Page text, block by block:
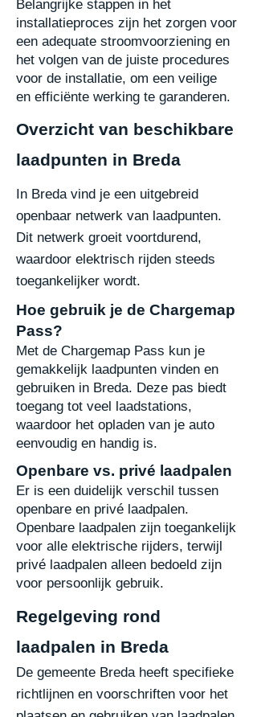
Belangrijke stappen in het
installatieproces zijn het zorgen voor
een adequate stroomvoorziening en
het volgen van de juiste procedures
voor de installatie, om een veilige
en efficiënte werking te garanderen.
Overzicht van beschikbare
laadpunten in Breda
In Breda vind je een uitgebreid
openbaar netwerk van laadpunten.
Dit netwerk groeit voortdurend,
waardoor elektrisch rijden steeds
toegankelijker wordt.
Hoe gebruik je de Chargemap
Pass?
Met de Chargemap Pass kun je
gemakkelijk laadpunten vinden en
gebruiken in Breda. Deze pas biedt
toegang tot veel laadstations,
waardoor het opladen van je auto
eenvoudig en handig is.
Openbare vs. privé laadpalen
Er is een duidelijk verschil tussen
openbare en privé laadpalen.
Openbare laadpalen zijn toegankelijk
voor alle elektrische rijders, terwijl
privé laadpalen alleen bedoeld zijn
voor persoonlijk gebruik.
Regelgeving rond
laadpalen in Breda
De gemeente Breda heeft specifieke
richtlijnen en voorschriften voor het